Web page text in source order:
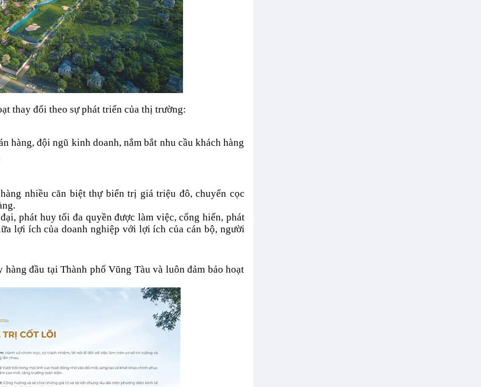
thay đổi theo sự phát triển của thị trường:
hàng, đội ngũ kinh doanh, nắm bắt nhu cầu khách hàng
nhiều căn biệt thự biển trị giá triệu đô, chuyển cọc
phát huy tối đa quyền được làm việc, cống hiến, phát
lợi ích của doanh nghiệp với lợi ích của cán bộ, người
đầu tại Thành phố Vũng Tàu và luôn đảm bảo hoạt